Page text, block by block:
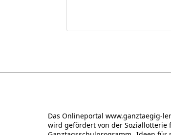
Das Onlineportal www.ganztaegig-
wird gefördert von der